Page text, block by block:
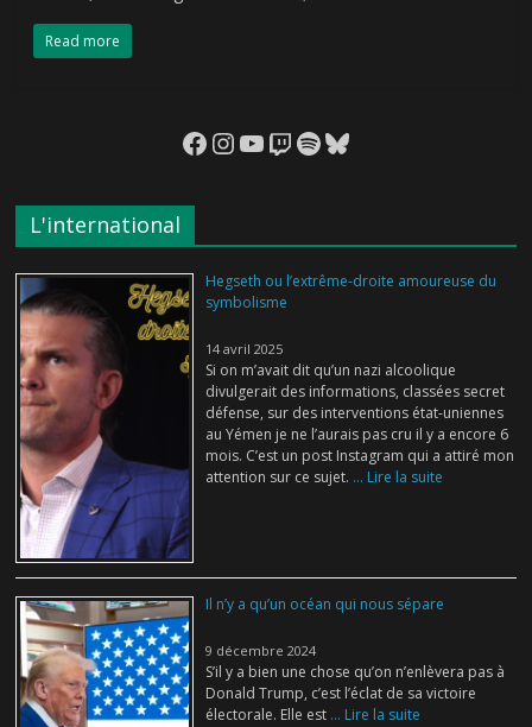
Read more
Facebook
Instagram
YouTube
Twitch
Spotify
Bluesky
L'international
Hegseth ou l’extrême-droite amoureuse du
symbolisme
14 avril 2025
Si on m’avait dit qu’un nazi alcoolique
divulgerait des informations, classées secret
défense, sur des interventions état-uniennes
au Yémen je ne l’aurais pas cru il y a encore 6
mois. C’est un post Instagram qui a attiré mon
attention sur ce sujet. ... Lire la suite
Il n’y a qu’un océan qui nous sépare
9 décembre 2024
S’il y a bien une chose qu’on n’enlèvera pas à
Donald Trump, c’est l’éclat de sa victoire
électorale. Elle est ... Lire la suite